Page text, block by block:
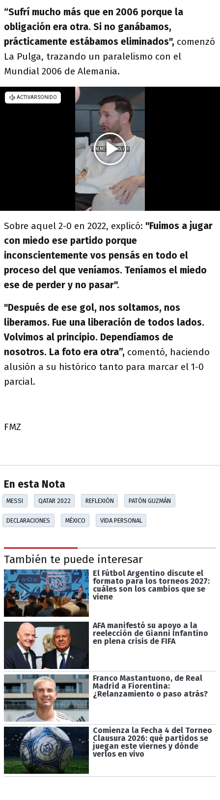
“Sufrí mucho más que en 2006 porque la
obligación era otra. Si no ganábamos,
prácticamente estábamos eliminados", comenzó
La Pulga, trazando un paralelismo con el
Mundial 2006 de Alemania.
Sobre aquel 2-0 en 2022, explicó: "Fuimos a jugar
con miedo ese partido porque
inconscientemente vos pensás en todo el
proceso del que veníamos. Teníamos el miedo
ese de perder y no pasar".
"Después de ese gol, nos soltamos, nos
liberamos. Fue una liberación de todos lados.
Volvimos al principio. Dependíamos de
nosotros. La foto era otra”, comentó, haciendo
alusión a su histórico tanto para marcar el 1-0
parcial.
FMZ
En esta Nota
MESSI QATAR 2022 REFLEXIÓN PATÓN GUZMÁN
DECLARACIONES MÉXICO VIDA PERSONAL
También te puede interesar
El Fútbol Argentino discute el
formato para los torneos 2027:
cuáles son los cambios que se
viene
AFA manifestó su apoyo a la
reelección de Gianni Infantino
en plena crisis de FIFA
Franco Mastantuono, de Real
Madrid a Fiorentina:
¿Relanzamiento o paso atrás?
Comienza la Fecha 4 del Torneo
Clausura 2026: qué partidos se
juegan este viernes y dónde
verlos en vivo